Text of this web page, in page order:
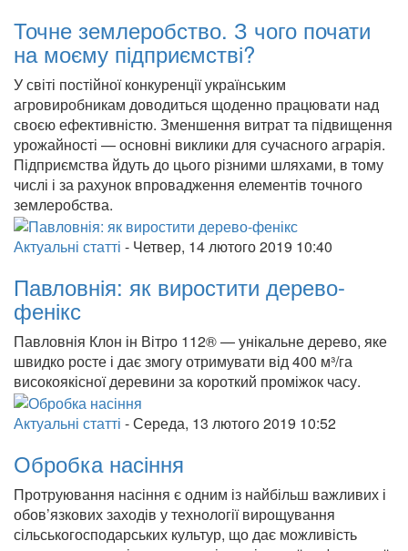
Точне землеробство. З чого почати
на моєму підприємстві?
У світі постійної конкуренції українським
агровиробникам доводиться щоденно працювати над
своєю ефективністю. Зменшення витрат та підвищення
урожайності — основні виклики для сучасного аграрія.
Підприємства йдуть до цього різними шляхами, в тому
числі і за рахунок впровадження елементів точного
землеробства.
Актуальні статті - Четвер, 14 лютого 2019 10:40
Павловнія: як виростити дерево-
фенікс
Павловнія Клон ін Вітро 112® — унікальне дерево, яке
швидко росте і дає змогу отримувати від 400 м³/га
високоякісної деревини за короткий проміжок часу.
Актуальні статті -Середа, 13 лютого 2019 10:52
Обробка насіння
Протруювання насіння є одним із найбільш важливих і
обов’язкових заходів у технології вирощування
сільськогосподарських культур, що дає можливість